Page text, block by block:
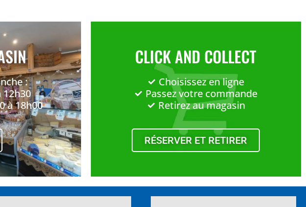
:
12h30
à 18h00
CLICK AND COLLECT
Choisissez en ligne
Passez votre commande
Retirez au magasin
RÉSERVER ET RETIRER